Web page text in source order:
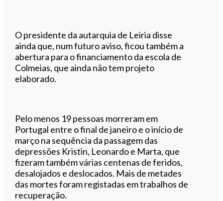
O presidente da autarquia de Leiria disse
ainda que, num futuro aviso, ficou também a
abertura para o financiamento da escola de
Colmeias, que ainda não tem projeto
elaborado.
Pelo menos 19 pessoas morreram em
Portugal entre o final de janeiro e o início de
março na sequência da passagem das
depressões Kristin, Leonardo e Marta, que
fizeram também várias centenas de feridos,
desalojados e deslocados. Mais de metades
das mortes foram registadas em trabalhos de
recuperação.